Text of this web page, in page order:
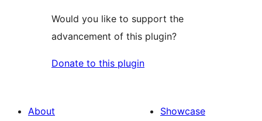
Would you like to support the
advancement of this plugin?
Donate to this plugin
About
Showcase